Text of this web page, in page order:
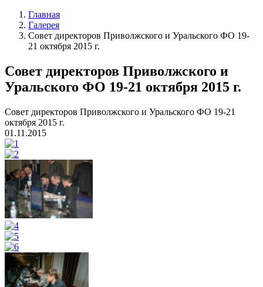
Главная
Галерея
Совет директоров Приволжского и Уральского ФО 19-
21 октября 2015 г.
Совет директоров Приволжского и
Уральского ФО 19-21 октября 2015 г.
Совет директоров Приволжского и Уральского ФО 19-21
октября 2015 г.
01.11.2015